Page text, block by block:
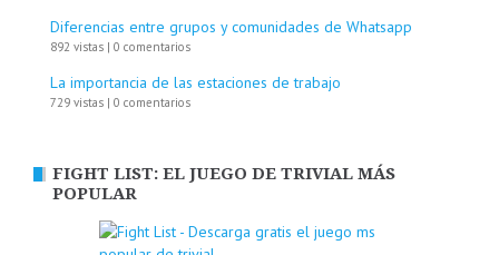
Diferencias entre grupos y comunidades de Whatsapp
892 vistas | 0 comentarios
La importancia de las estaciones de trabajo
729 vistas | 0 comentarios
FIGHT LIST: EL JUEGO DE TRIVIAL MÁS
POPULAR